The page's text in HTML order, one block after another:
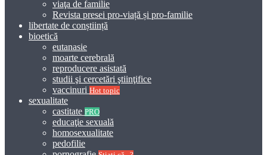
viaţa de familie
Revista presei pro-viață și pro-familie
libertate de conștiință
bioetică
eutanasie
moarte cerebrală
reproducere asistată
studii şi cercetări ştiinţifice
vaccinuri Hot topic
sexualitate
castitate PRO
educaţie sexuală
homosexualitate
pedofilie